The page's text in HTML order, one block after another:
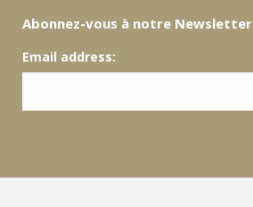
Abonnez-vous à notre Newsletter
Email address: